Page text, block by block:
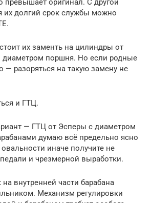
превышает оригинал. С другой
их долгий срок службы можно
их заменть на цилиндры от
поршня. Но если родные
— разоряться на такую замену не
и ГТЦ.
— ГТЦ от Эсперы с диаметром
думаю всё предельно ясно
иначе получите не
и чрезмерной выработки.
внутренней части барабана
Механизм регулировки